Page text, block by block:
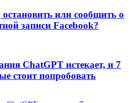
или сообщить о
записи Facebook?
ChatGPT истекает, и 7
стоит попробовать